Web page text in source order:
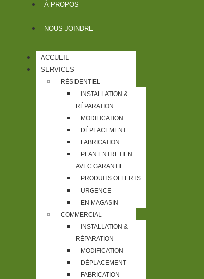
À PROPOS
NOUS JOINDRE
ACCUEIL
SERVICES
RÉSIDENTIEL
INSTALLATION &
RÉPARATION
MODIFICATION
DÉPLACEMENT
FABRICATION
PLAN ENTRETIEN
AVEC GARANTIE
PRODUITS OFFERTS
URGENCE
EN MAGASIN
COMMERCIAL
INSTALLATION &
RÉPARATION
MODIFICATION
DÉPLACEMENT
FABRICATION